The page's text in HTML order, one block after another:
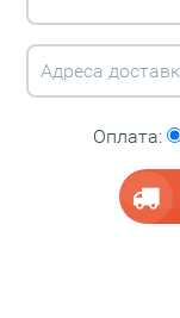
Оплата: